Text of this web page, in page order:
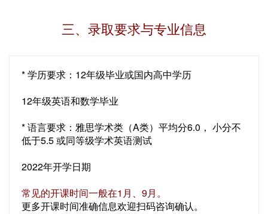
三、录取要求与专业信息
* 学历要求：12年级毕业或国内高中学历
12年级英语和数学毕业
* 语言要求：雅思学术类（A类）平均分6.0， 小分不
低于5.5 或同等级学术英语测试
2022年开学日期
常见的开课时间一般在1月、9月。
更多开课时间准确信息欢迎扫码咨询确认。